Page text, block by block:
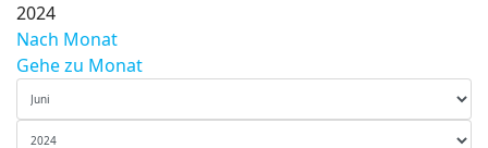
2024
Nach Monat
Gehe zu Monat